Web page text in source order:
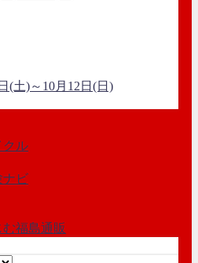
(土)～10月12日(日)